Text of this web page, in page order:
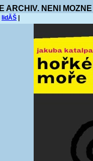
ARCHIV. NENI
lidĂŠ